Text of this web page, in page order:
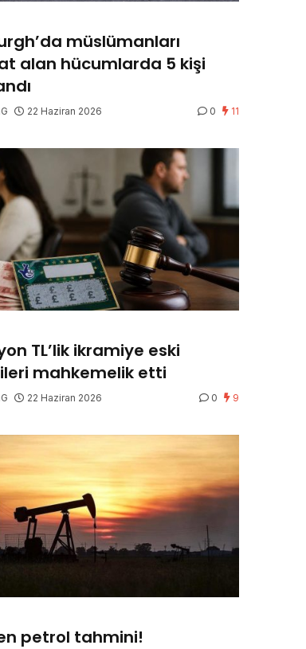
müslümanları
alan hücumlarda 5 kişi
22 Haziran 2026 0 11
TL’lik ikramiye eski
mahkemelik etti
22 Haziran 2026 0 9
petrol tahmini!